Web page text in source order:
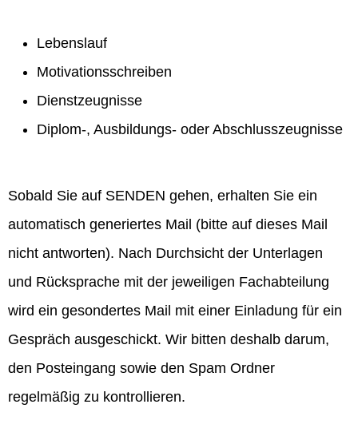
Lebenslauf
Motivationsschreiben
Dienstzeugnisse
Diplom-, Ausbildungs- oder Abschlusszeugnisse
Sobald Sie auf SENDEN gehen, erhalten Sie ein
automatisch generiertes Mail (bitte auf dieses Mail
nicht antworten). Nach Durchsicht der Unterlagen
und Rücksprache mit der jeweiligen Fachabteilung
wird ein gesondertes Mail mit einer Einladung für ein
Gespräch ausgeschickt. Wir bitten deshalb darum,
den Posteingang sowie den Spam Ordner
regelmäßig zu kontrollieren.